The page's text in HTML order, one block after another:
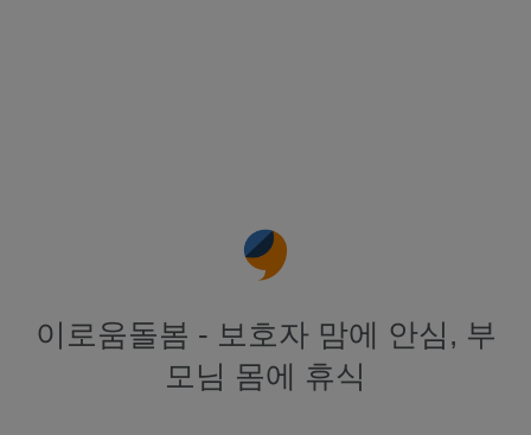
이로움돌봄 - 보호자 맘에 안심, 부
모님 몸에 휴식